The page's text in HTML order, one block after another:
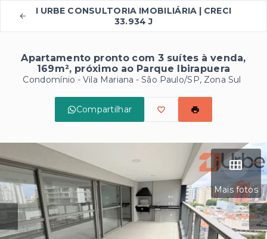
I URBE CONSULTORIA IMOBILIÁRIA | CRECI
33.934 J
Apartamento pronto com 3 suítes à venda,
169m², próximo ao Parque Ibirapuera
Condomínio - Vila Mariana - São Paulo/SP, Zona Sul
Compartilhar
Mais fotos